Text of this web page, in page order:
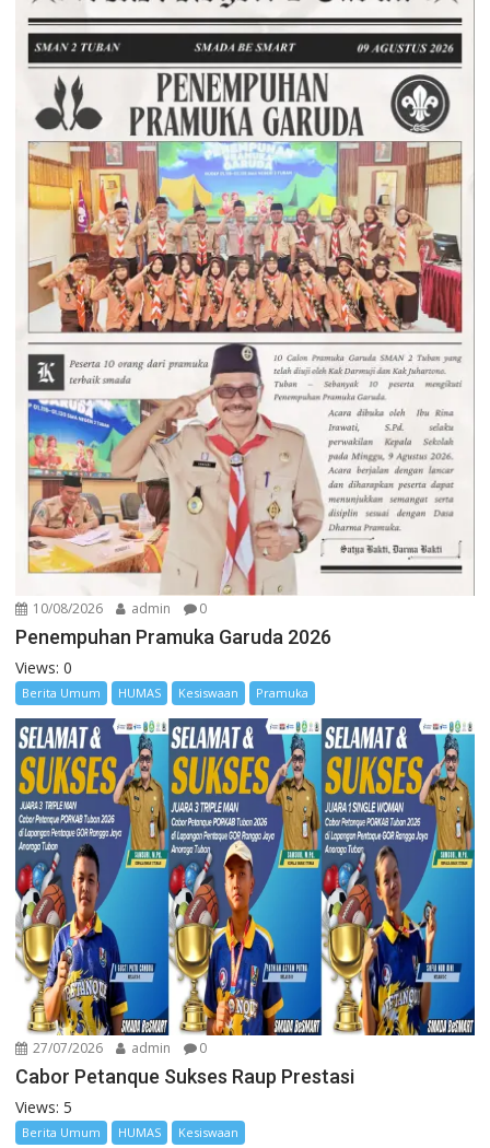
10/08/2026 admin 0
Penempuhan Pramuka Garuda 2026
Views: 0
Berita Umum HUMAS Kesiswaan Pramuka
27/07/2026 admin 0
Cabor Petanque Sukses Raup Prestasi
Views: 5
Berita Umum HUMAS Kesiswaan